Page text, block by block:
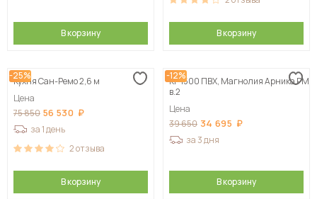
В корзину В корзину
-25%
Кухня Сан-Ремо 2,6 м
Цена
75 850 56 530
за 1 день
2отзыва
В корзину
-12%
КГ 1500 ПВХ, Магнолия Арника РМ
в.2
Цена
39 650 34 695
за 3 дня
В корзину